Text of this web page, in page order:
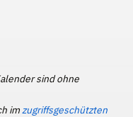
sind ohne
imzugriffsgeschützten